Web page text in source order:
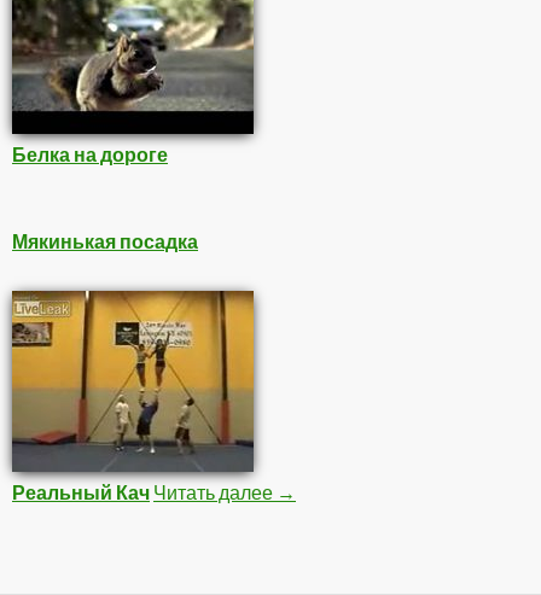
Белка на дороге
Мякинькая посадка
Реальный Кач Читать далее Подборка Видео 1
→